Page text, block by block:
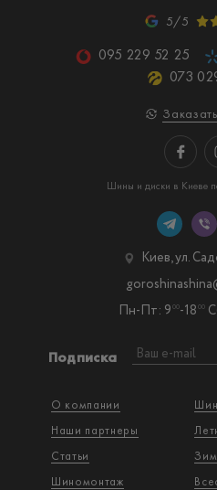
5/5
095 229 52 25
073
Шины и диски в Киеве
О компании
Наши партнеры
Статьи
Шиномонтаж
Подписка
Киев, ул.
Пн-Пт: 9 00-18 00